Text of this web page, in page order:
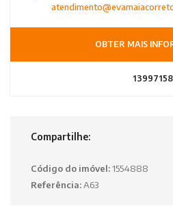
OBTER MAIS
Compartilhe:
Código do imóvel:1554888
Referência:A63